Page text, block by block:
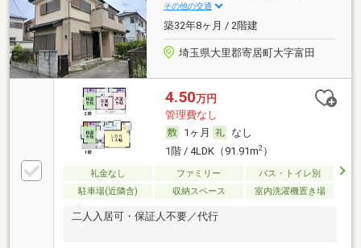
その他の交通
築32年8ヶ月 / 2階建
埼玉県大里郡寄居町大字富田
4.50万円
管理費なし
1ヶ月
なし
1階 / 4LDK（91.91m2）
礼金なし ファミリー
バス・トイレ別
駐車場(近隣含)
収納スペース 室内洗濯機置き場
二人入居可・保証人不要／代行